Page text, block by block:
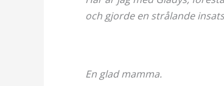
och gjorde en strålande
En glad mamma.